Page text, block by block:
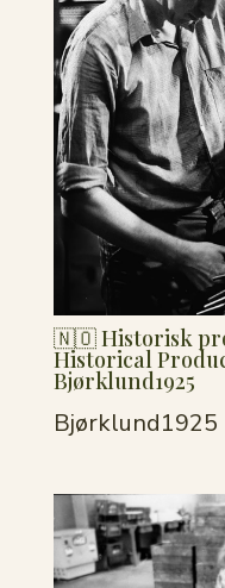
🇳🇴 Historisk
Historical
Bjørklund1925
Bjørklund1925